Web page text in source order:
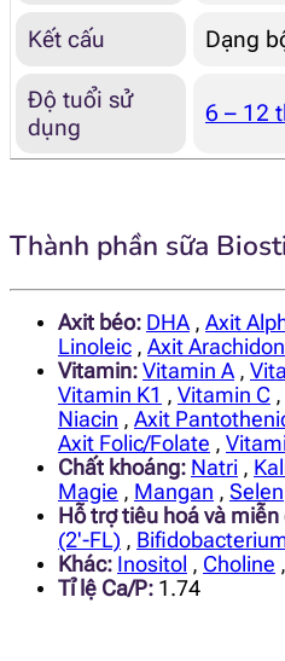
Kết cấu Dạng
Độ tuổi sử
dụng
6 – 12
Thành phần sữa
Axit béo: DHA , Axit
Linoleic , Axit
Vitamin: Vitamin A ,
Vitamin K1 , Vitamin C ,
Niacin , Axit
Axit Folic/Folate ,
Chất khoáng: Natri ,
Magie , Mangan , Selen
Hỗ trợ tiêu hoá và miễn
(2'-FL) ,
Khác: Inositol , Choline ,
Tỉ lệ Ca/P: 1.74